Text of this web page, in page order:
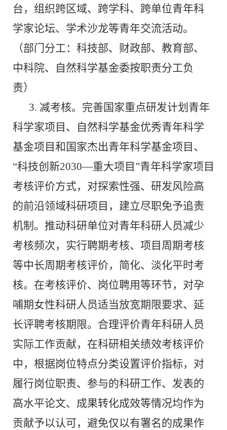
台，组织跨区域、跨学科、跨单位青年科
学家论坛、学术沙龙等青年交流活动。
（部门分工：科技部、财政部、教育部、
中科院、自然科学基金委按职责分工负
责）
3. 减考核。完善国家重点研发计划青年
科学家项目、自然科学基金优秀青年科学
基金项目和国家杰出青年科学基金项目、
“科技创新2030—重大项目”青年科学家项目
考核评价方式，对探索性强、研发风险高
的前沿领域科研项目，建立尽职免予追责
机制。推动科研单位对青年科研人员减少
考核频次，实行聘期考核、项目周期考核
等中长周期考核评价，简化、淡化平时考
核。在考核评价、岗位聘用等环节，对孕
哺期女性科研人员适当放宽期限要求、延
长评聘考核期限。合理评价青年科研人员
实际工作贡献，在科研相关绩效考核评价
中，根据岗位特点分类设置评价指标，对
履行岗位职责、参与的科研工作、发表的
高水平论文、成果转化成效等情况均作为
贡献予以认可，避免仅以有署名的成果作